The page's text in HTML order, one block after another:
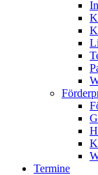
Termine